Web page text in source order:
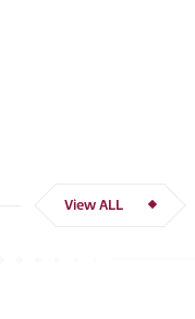
View ALL